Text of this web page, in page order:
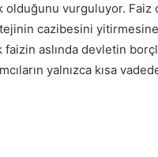
vurguluyor. Faiz
cazibesini
aslında devletin
yalnızca kısa